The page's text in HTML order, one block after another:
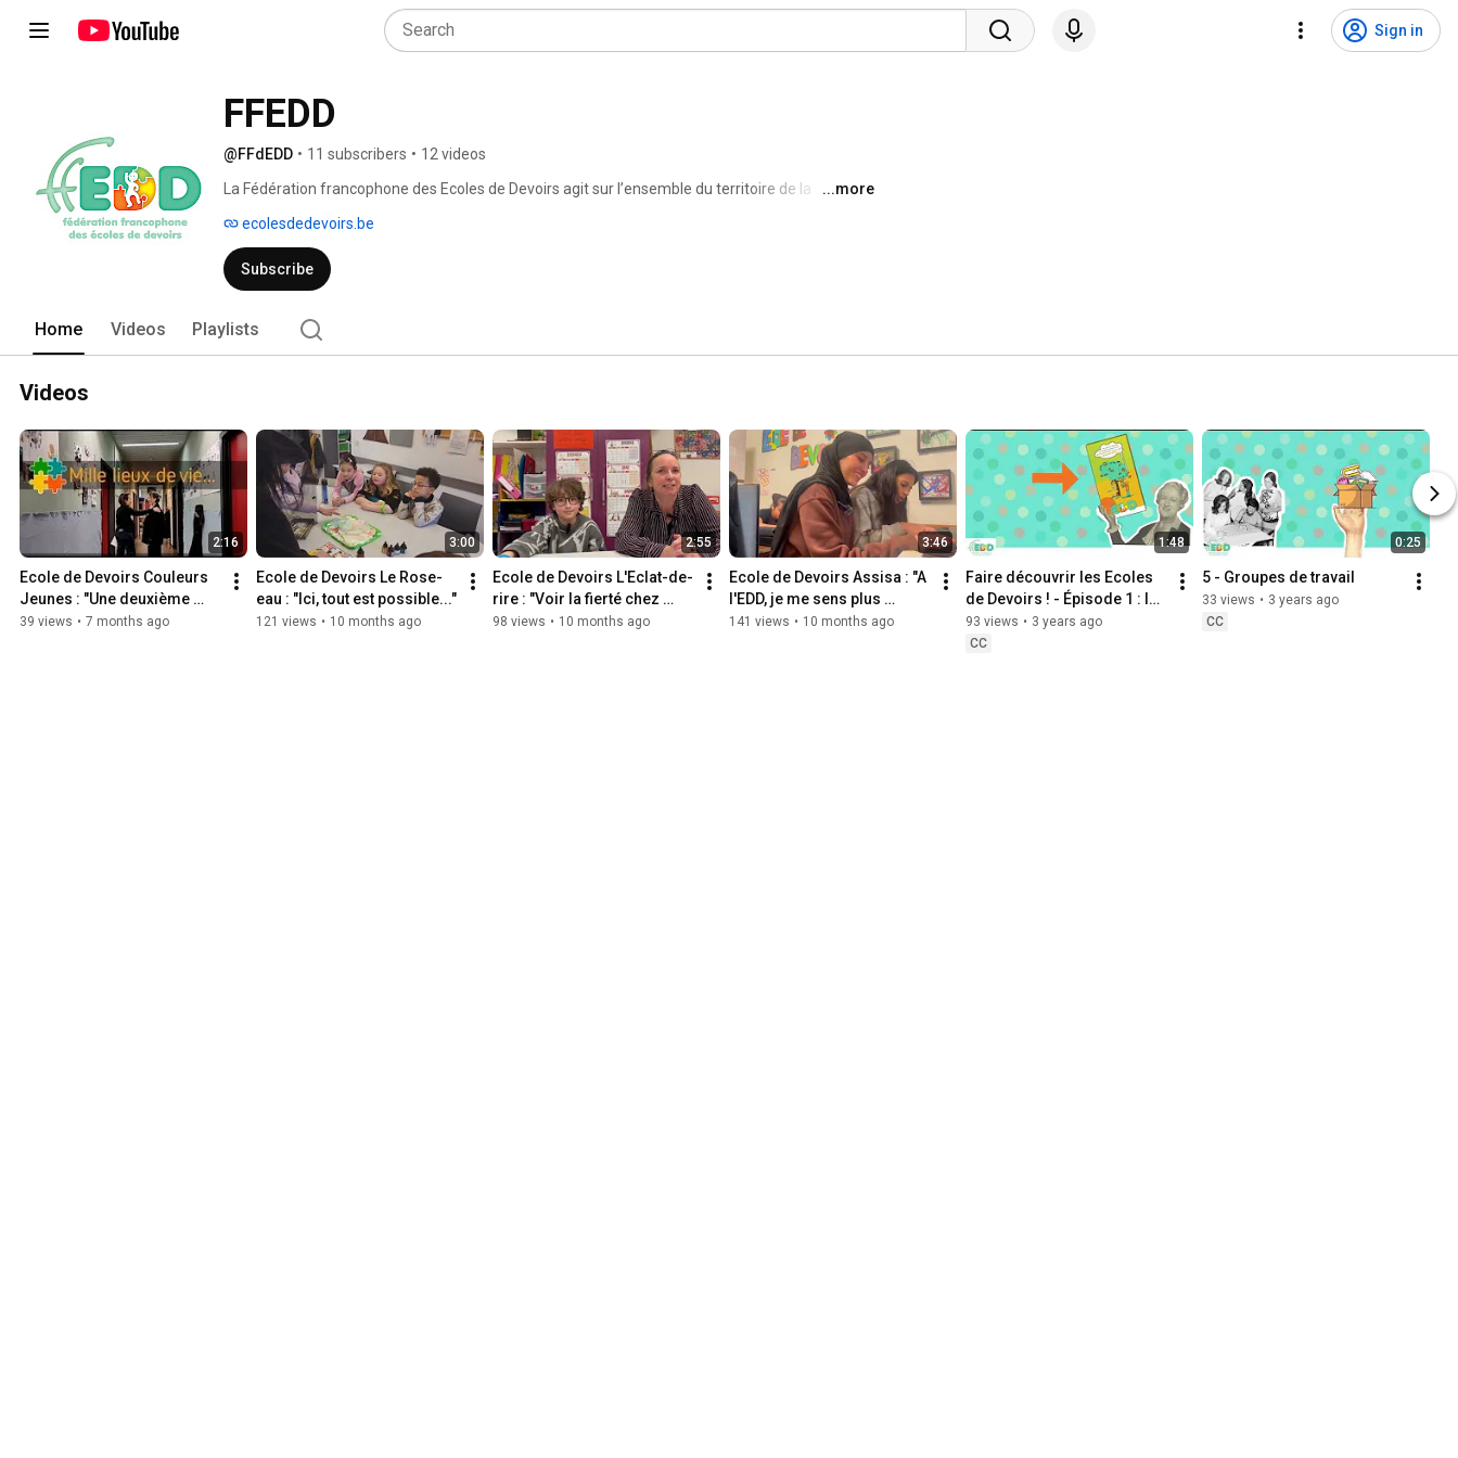
Sign in
FFEDD
@FFdEDD • 11 subscribers • 12 videos
La Fédération francophone des Ecoles de Devoirs agit sur l’ensemble du territoire de la
régionales qui rassemblent, par affiliation, un ensemble de plus de 200 Écoles de Devoirs en
Communauté française.
...more
ecolesdedevoirs.be
Subscribe
Home Videos Playlists
Videos
2:16
Ecole de Devoirs Couleurs
Jeunes : "Une deuxième
maison..."
39 views • 7 months ago
3:00
Ecole de Devoirs Le Rose-
eau : "Ici, tout est possible..."
121 views • 10 months ago
2:55
Ecole de Devoirs L'Eclat-de-
rire : "Voir la fierté chez
eux..."
98 views • 10 months ago
3:46
Ecole de Devoirs Assisa : "A
l'EDD, je me sens plus
libre..."
141 views • 10 months ago
1:48
Faire découvrir les Ecoles
de Devoirs ! - Épisode 1 : les
dépliants
93 views • 3 years ago
CC
0:25
5 - Groupes de travail
33 views • 3 years ago
CC